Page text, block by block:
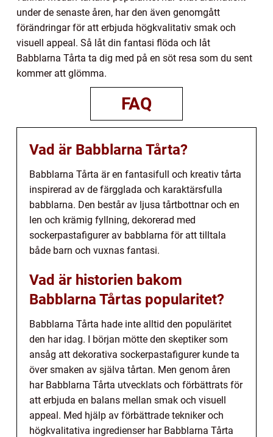
under de senaste åren, har den även genomgått
förändringar för att erbjuda högkvalitativ smak och
visuell appeal. Så låt din fantasi flöda och låt
Babblarna Tårta ta dig med på en söt resa som du sent
kommer att glömma.
FAQ
Vad är Babblarna Tårta?
Babblarna Tårta är en fantasifull och kreativ tårta
inspirerad av de färgglada och karaktärsfulla
babblarna. Den består av ljusa tårtbottnar och en
len och krämig fyllning, dekorerad med
sockerpastafigurer av babblarna för att tilltala
både barn och vuxnas fantasi.
Vad är historien bakom
Babblarna Tårtas popularitet?
Babblarna Tårta hade inte alltid den populäritet
den har idag. I början mötte den skeptiker som
ansåg att dekorativa sockerpastafigurer kunde ta
över smaken av själva tårtan. Men genom åren
har Babblarna Tårta utvecklats och förbättrats för
att erbjuda en balans mellan smak och visuell
appeal. Med hjälp av förbättrade tekniker och
högkvalitativa ingredienser har Babblarna Tårta